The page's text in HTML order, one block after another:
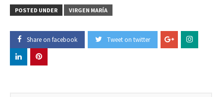
POSTED UNDER VIRGEN MARÍA
Share on facebook Tweet on twitter